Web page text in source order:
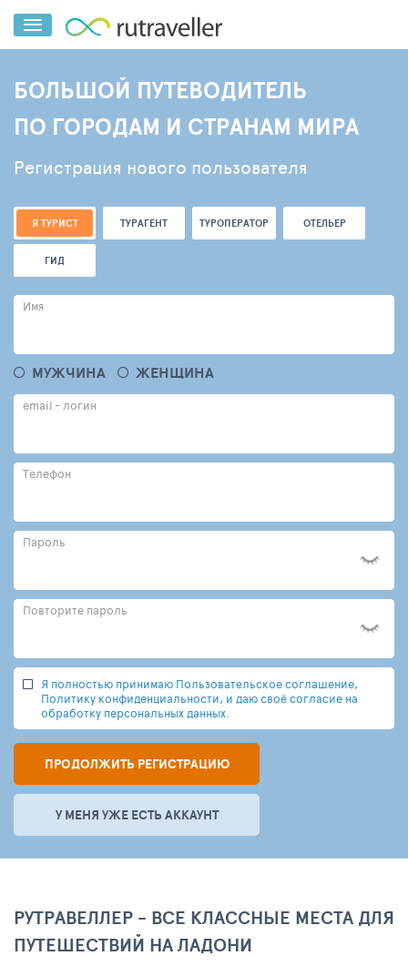
БОЛЬШОЙ ПУТЕВОДИТЕЛЬ
ПО ГОРОДАМ И СТРАНАМ МИРА
Регистрация нового пользователя
Я ТУРИСТ ТУРАГЕНТ ТУРОПЕРАТОР ОТЕЛЬЕР
ГИД
Имя
МУЖЧИНА ЖЕНЩИНА
email - логин
Телефон
Пароль
Повторите пароль
Я полностью принимаю Пользовательское соглашение,
Политику конфиденциальности, и даю своё согласие на
обработку персональных данных.
ПРОДОЛЖИТЬ РЕГИСТРАЦИЮ
У МЕНЯ УЖЕ ЕСТЬ АККАУНТ
РУТРАВЕЛЛЕР - ВСЕ КЛАССНЫЕ МЕСТА ДЛЯ
ПУТЕШЕСТВИЙ НА ЛАДОНИ